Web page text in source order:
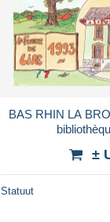
BAS RHIN LA
±
Statuut